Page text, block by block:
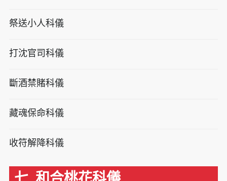
祭送小人科儀
打沈官司科儀
斷酒禁賭科儀
藏魂保命科儀
收符解降科儀